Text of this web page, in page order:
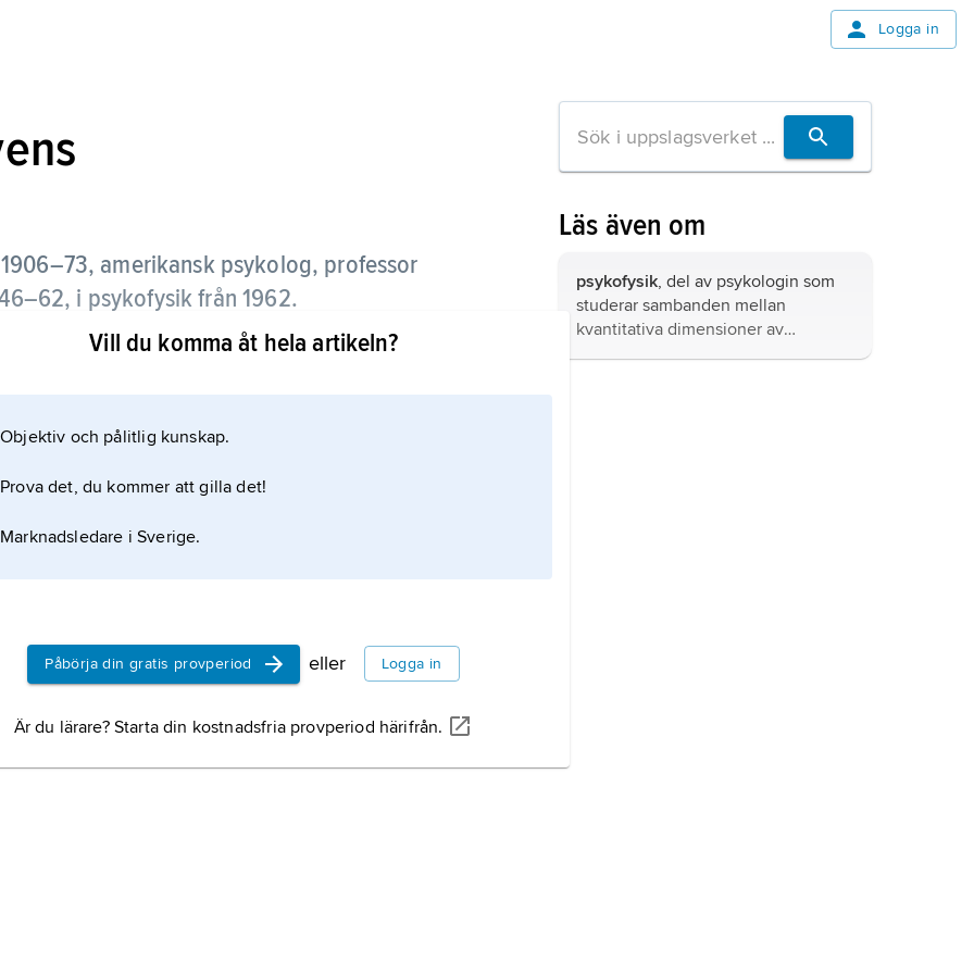
Logga in
1906–73, amerikansk psykolog, professor
i psykofysik från 1962.
om mätning inom beteendevetenskaperna och
nivåer: nominal-, ordinal-, intervall- och
krävs enligt Stevens kvotskalor. Stevens
kunde mäta upplevelseintensiteter på
Vill du komma åt hela artikeln?
Objektiv och pålitlig kunskap.
Prova det, du kommer att gilla det!
Marknadsledare i Sverige.
Påbörja din gratis provperiod eller Logga in
Är du lärare? Starta din kostnadsfria provperiod härifrån.
Läs även om
psykofysik, del av psykologin som
studerar sambanden mellan
kvantitativa dimensioner av
fysikaliska retningar av